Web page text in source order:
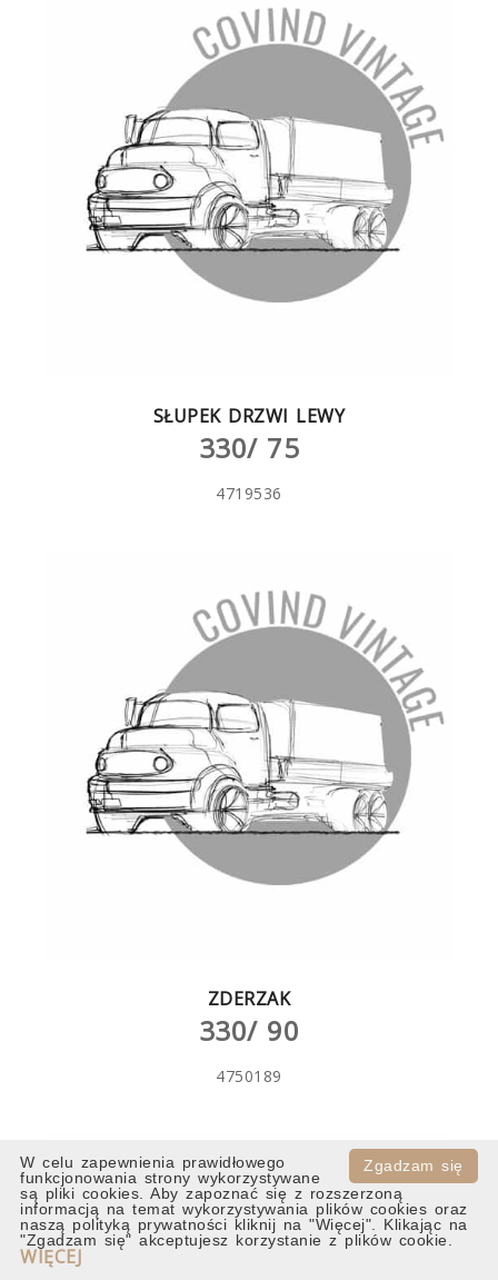
SŁUPEK DRZWI LEWY
330/ 75
4719536
ZDERZAK
330/ 90
4750189
Zgadzam się
W celu zapewnienia prawidłowego
funkcjonowania strony wykorzystywane
są pliki cookies. Aby zapoznać się z rozszerzoną
informacją na temat wykorzystywania plików cookies oraz
naszą polityką prywatności kliknij na "Więcej". Klikając na
"Zgadzam się" akceptujesz korzystanie z plików cookie.
WIĘCEJ